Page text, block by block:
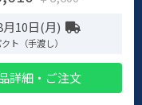
10日(月)
ト（手渡し）
詳細・ご注文